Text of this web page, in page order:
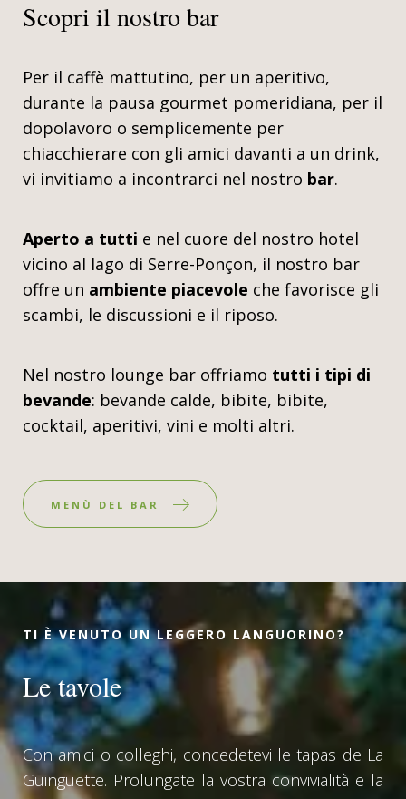
Scopri il nostro bar
Per il caffè mattutino, per un aperitivo,
durante la pausa gourmet pomeridiana, per il
dopolavoro o semplicemente per
chiacchierare con gli amici davanti a un drink,
vi invitiamo a incontrarci nel nostro bar.
Aperto a tutti e nel cuore del nostro hotel
vicino al lago di Serre-Ponçon, il nostro bar
offre un ambiente piacevole che favorisce gli
scambi, le discussioni e il riposo.
Nel nostro lounge bar offriamo tutti i tipi di
bevande: bevande calde, bibite, bibite,
cocktail, aperitivi, vini e molti altri.
MENÙ DEL BAR
TI È VENUTO UN LEGGERO LANGUORINO?
Le tavole
Con amici o colleghi, concedetevi le tapas de La
Guinguette. Prolungate la vostra convivialità e la